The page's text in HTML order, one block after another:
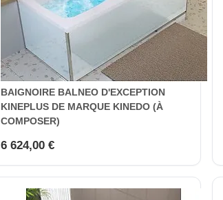
BAIGNOIRE BALNEO D'EXCEPTION
KINEPLUS DE MARQUE KINEDO (À
COMPOSER)
6 624,00 €